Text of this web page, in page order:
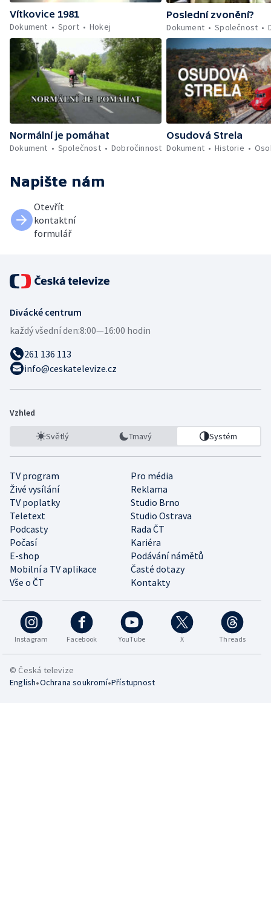
Vítkovice 1981
Dokument
Sport Hokej
Poslední zvonění?
Dokument
Společnost
Normální je pomáhat
Dokument
Společnost Dobročinnost
Osudová Strela
Dokument
Historie
Napište nám
Otevřít
kontaktní
formulář
Divácké centrum
každý všední den:8:00—16:00 hodin
261 136 113
info@ceskatelevize.cz
Vzhled
Světlý Tmavý Systém
TV program
Pro média
Živé vysílání
Reklama
TV poplatky
Studio Brno
Teletext
Studio Ostrava
Podcasty
Rada ČT
Počasí
Kariéra
E-shop
Podávání námětů
Mobilní a TV aplikace
Časté dotazy
Vše o ČT
Kontakty
Instagram Facebook YouTube X Threads
© Česká televize
English•Ochrana soukromí•Přístupnost